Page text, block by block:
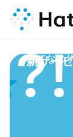
はてなの
新サー